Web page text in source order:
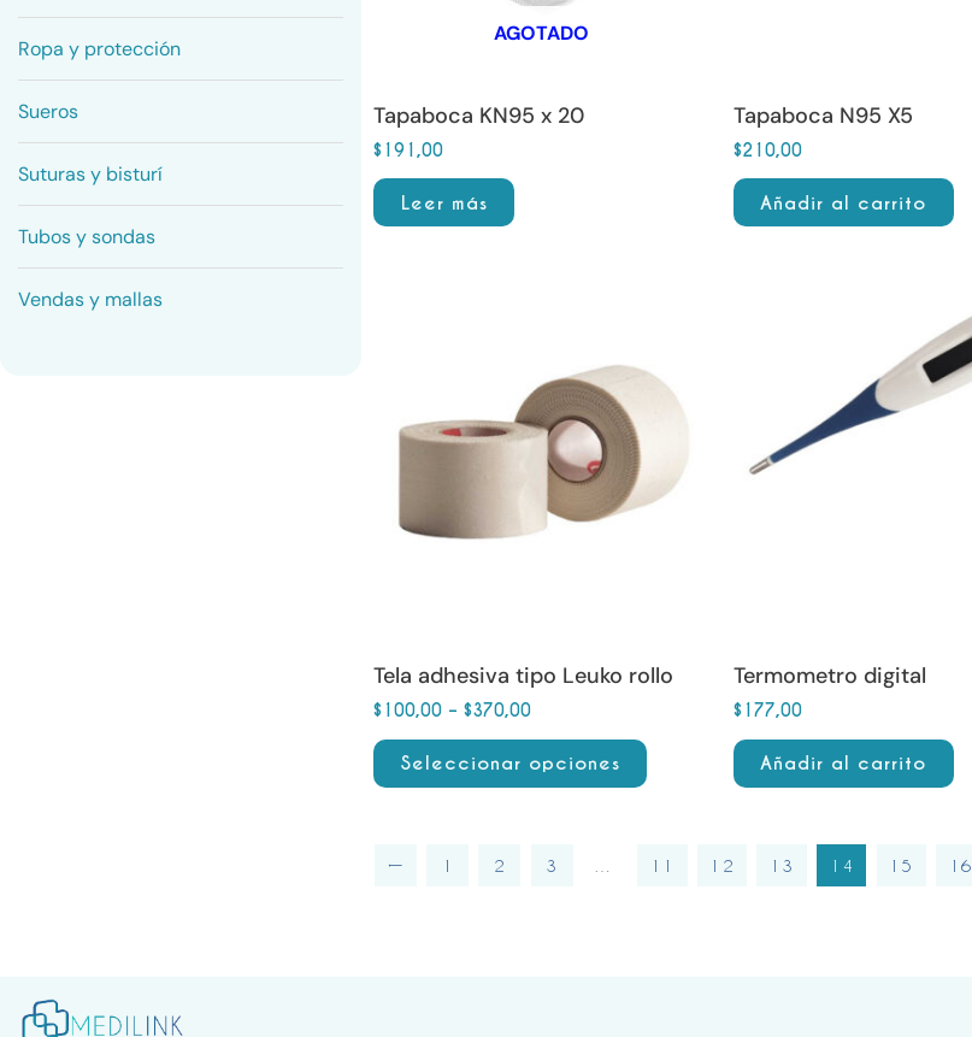
Ropa y protección
Sueros
Suturas y bisturí
Tubos y sondas
Vendas y mallas
AGOTADO
Tapaboca KN95 x 20
$ 191,00
Leer más
Tapaboca N95 X5
$210,00
Añadir al carrito
Tela adhesiva tipo Leuko rollo
$ 100,00 – $370,00
$370,00
Seleccionar opciones
variantes.
la
página
de
producto
Termometro digital
$ 177,00
Añadir al carrito
← 1 2 3 11 12 13 14 15 16